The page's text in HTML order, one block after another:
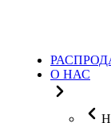
О НАС